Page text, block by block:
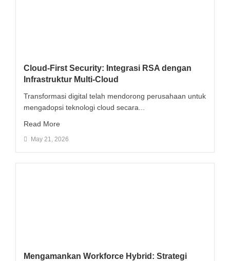
Cloud-First Security: Integrasi RSA dengan
Infrastruktur Multi-Cloud
Transformasi digital telah mendorong perusahaan untuk
mengadopsi teknologi cloud secara...
Read More
May 21, 2026
Mengamankan Workforce Hybrid: Strategi